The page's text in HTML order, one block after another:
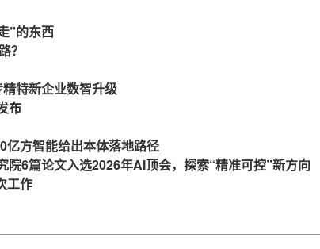
”的东西
？
特新企业数智升级
布
亿方智能给出本体落地路径
6篇论文入选2026年AI顶会，探索“精准可控”新方向
工作